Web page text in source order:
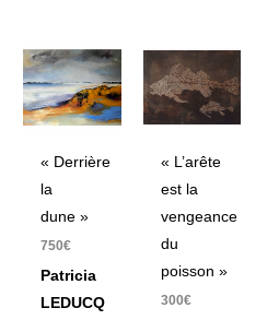
« Derrière
la
dune »
750€
Patricia
LEDUCQ
« L’arête
est la
vengeance
du
poisson »
300€